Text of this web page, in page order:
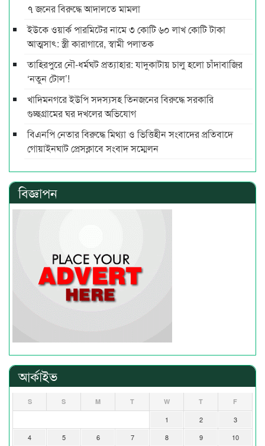
৭ জনের বিরুদ্ধে আদালতে মামলা
ইউকে ওয়ার্ক পারমিটের নামে ৩ কোটি ৬০ লাখ কোটি টাকা
আত্মসাৎ: স্ত্রী কারাগারে, স্বামী পলাতক
তাহিরপুরে নৌ-ধর্মঘট প্রত্যাহার: যাদুকাটায় চালু হলো চাঁদাবাজির
‘নতুন টোল’!
খাদিমনগরে ইউপি সদস্যসহ তিনজনের বিরুদ্ধে সরকারি
গুচ্ছগ্রামের ঘর দখলের অভিযোগ
বিএনপি নেতার বিরুদ্ধে মিথ্যা ও ভিত্তিহীন সংবাদের প্রতিবাদে
গোয়াইনঘাট প্রেসক্লাবে সংবাদ সম্মেলন
বিজ্ঞাপন
আর্কাইভ
S S M T W T F
1 2
3
4
5 6 7 8 9
10